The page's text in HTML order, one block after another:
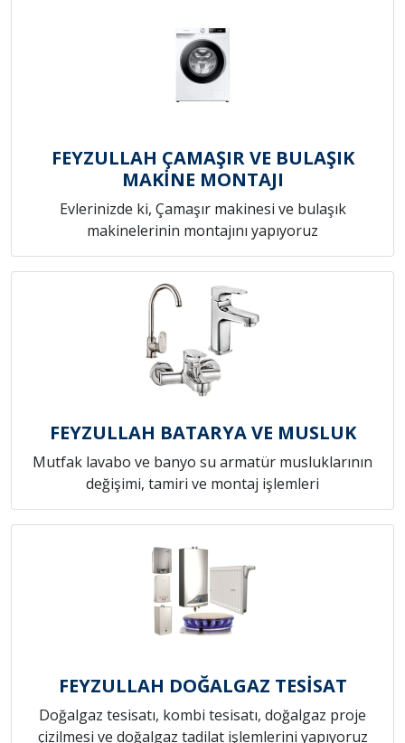
FEYZULLAH ÇAMAŞIR VE BULAŞIK
MAKİNE MONTAJI
Evlerinizde ki, Çamaşır makinesi ve bulaşık
makinelerinin montajını yapıyoruz
FEYZULLAH BATARYA VE MUSLUK
Mutfak lavabo ve banyo su armatür musluklarının
değişimi, tamiri ve montaj işlemleri
FEYZULLAH DOĞALGAZ TESİSAT
Doğalgaz tesisatı, kombi tesisatı, doğalgaz proje
çizilmesi ve doğalgaz tadilat işlemlerini yapıyoruz